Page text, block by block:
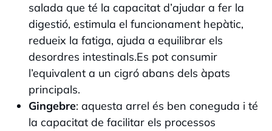
salada que té la capacitat d’ajudar a fer la
digestió, estimula el funcionament hepàtic,
redueix la fatiga, ajuda a equilibrar els
desordres intestinals.Es pot consumir
l’equivalent a un cigró abans dels àpats
principals.
Gingebre: aquesta arrel és ben coneguda i té
la capacitat de facilitar els processos